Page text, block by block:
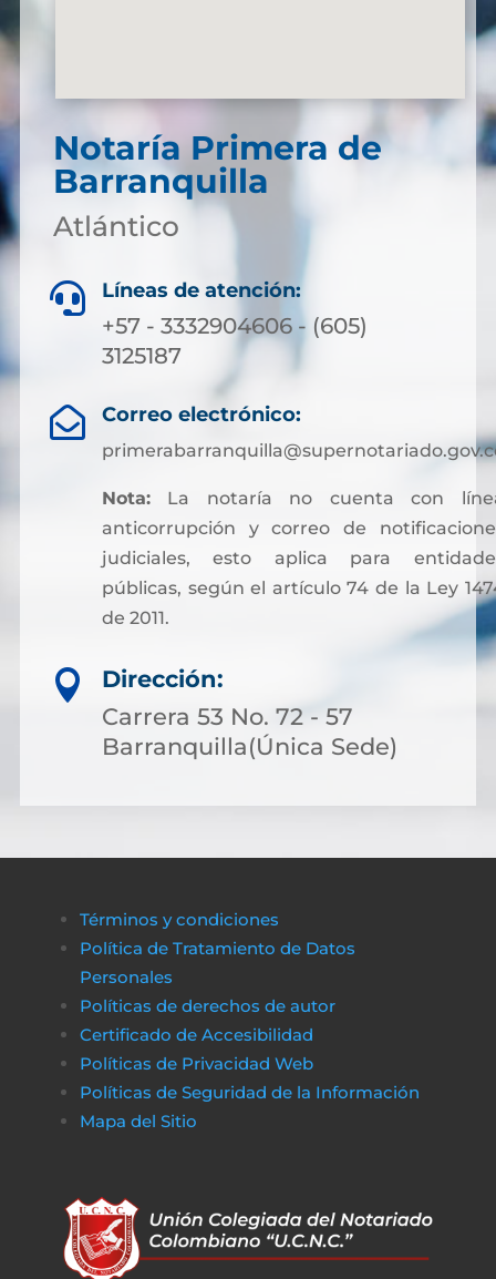
Notaría Primera de
Barranquilla
Atlántico
 Líneas de atención:
+57 - 3332904606 - (605)
3125187
 Correo electrónico:
Nota:La notaría no cuenta con
anticorrupción y correo de
judiciales, esto aplica para
públicas, según el artículo 74 de la Ley
de 2011.
Sin embargo, para facilitar otros trámites y
pagos asociados a servicios notariales, hoy
es posible acceder a soluciones financieras
más flexibles. Muchas personas optan por
de financiamiento rápido y transparente,
administrativo pueda completarse sin
obstáculos económicos.
De la misma manera, en
jugadores pueden disfrutar de un entorno
de juego claro y sin complicaciones. Al igual
las transacciones son seguras y rápidas, lo
que permite a los jugadores concentrarse
en lo que más importa: la experiencia de

Dirección:
Carrera 53 No. 72 - 57
Barranquilla(Única Sede)
Términos y condiciones
Política de Tratamiento de Datos
Personales
Políticas de derechos de autor
Certificado de Accesibilidad
Políticas de Privacidad Web
Políticas de Seguridad de la Información
Mapa del Sitio